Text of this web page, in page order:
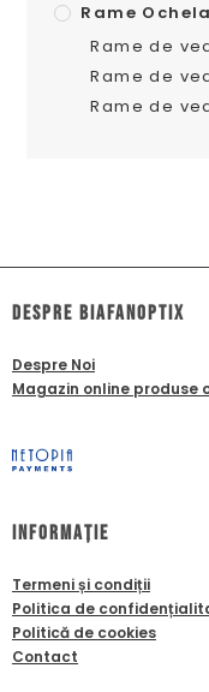
Rame
Rame de
Rame de
Rame de
dESPRE biafanoptix
Despre Noi
Magazin online produse
Informație
Termeni și condiții
Politica de
Politică de cookies
Contact